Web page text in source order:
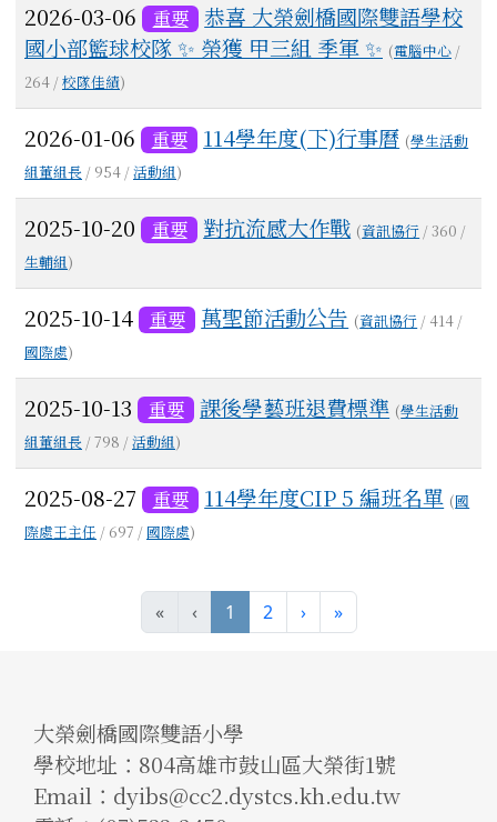
2026-03-06 重要
恭喜 大榮劍橋國際雙語學校
國小部籃球校隊 ✨ 榮獲 甲三組 季軍 ✨ (電腦中心 /
264 /校隊佳績)
2026-01-06 重要 114學年度(下)行事曆 (學生活動
組董組長 / 954 /活動組)
2025-10-20 重要 對抗流感大作戰 (資訊協行 / 360 /
生輔組)
2025-10-14 重要 萬聖節活動公告 (資訊協行 / 414 /
國際處)
2025-10-13 重要 課後學藝班退費標準 (學生活動
組董組長 / 798 /活動組)
2025-08-27 重要 114學年度CIP 5 編班名單 (國
際處王主任 / 697 / 國際處)
« ‹ 1 (current)
2 › »
大榮劍橋國際雙語小學
學校地址：804高雄市鼓山區大榮街1號
Email：dyibs@cc2.dystcs.kh.edu.tw